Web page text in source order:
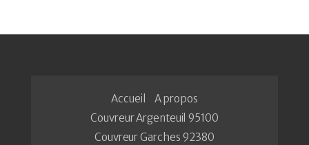
Accueil
A propos
Couvreur Argenteuil 95100
Couvreur Garches 92380